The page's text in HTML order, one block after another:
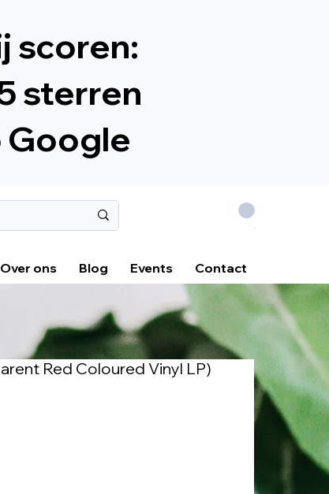
scoren:
sterren
Google
.
Over ons Blog Events Contact
Red Coloured Vinyl LP)